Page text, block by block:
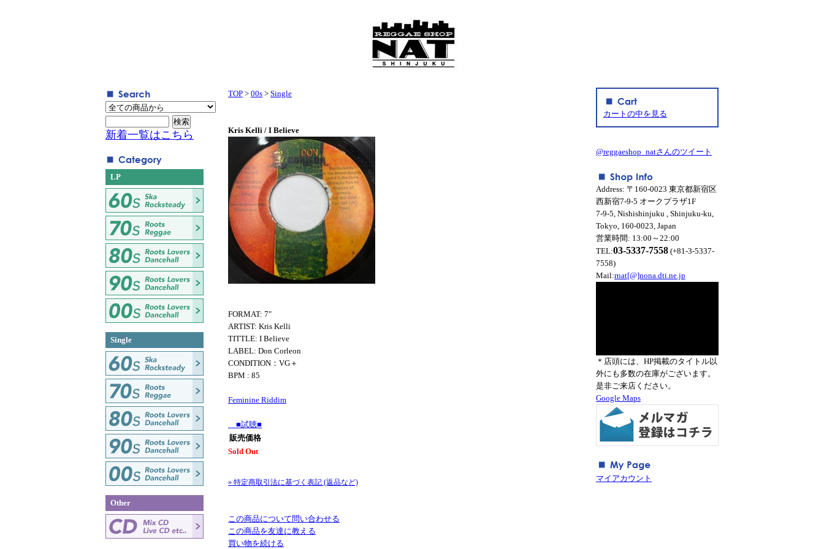
TOP > 00s > Single
Kris Kelli / I Believe
FORMAT: 7"
ARTIST: Kris Kelli
TITTLE: I Believe
LABEL: Don Corleon
CONDITION：VG＋
BPM : 85
Feminine Riddim
■試聴■
販売価格
Sold Out
» 特定商取引法に基づく表記 (返品など)
この商品について問い合わせる
この商品を友達に教える
買い物を続ける
新着一覧はこちら
LP
Single
Other
カートの中を見る
@reggaeshop_natさんのツイート
Address: 〒160-0023 東京都新宿区
西新宿7-9-5 オークプラザ1F
7-9-5, Nishishinjuku , Shinjuku-ku,
Tokyo, 160-0023, Japan
営業時間: 13:00～22:00
TEL:03-5337-7558 (+81-3-5337-
7558)
Mail:rnat[@]nona.dti.ne.jp
＊店頭には、HP掲載のタイトル以
外にも多数の在庫がございます。
是非ご来店ください。
Google Maps
マイアカウント